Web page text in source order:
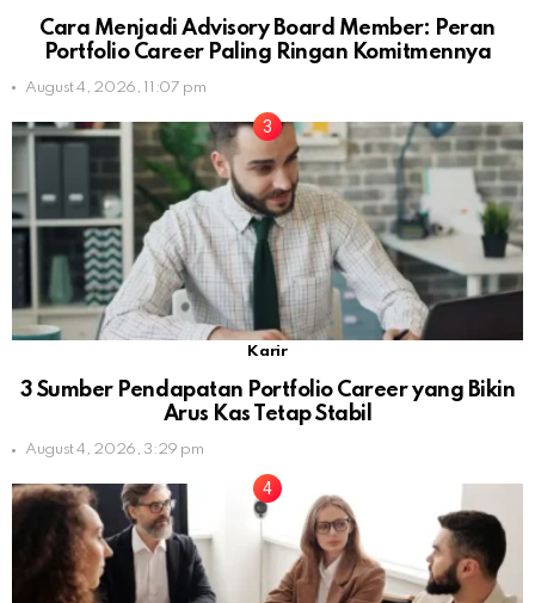
Cara Menjadi Advisory Board Member: Peran
Portfolio Career Paling Ringan Komitmennya
August 4, 2026, 11:07 pm
Karir
3 Sumber Pendapatan Portfolio Career yang Bikin
Arus Kas Tetap Stabil
August 4, 2026, 3:29 pm